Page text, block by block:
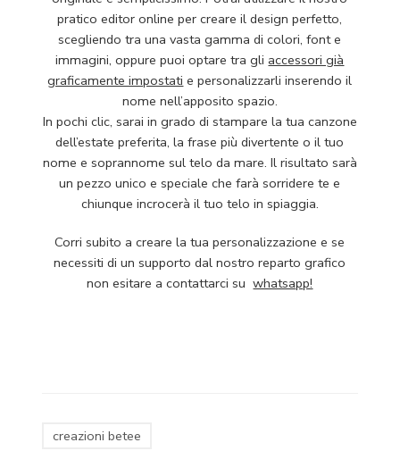
pratico editor online per creare il design perfetto,
scegliendo tra una vasta gamma di colori, font e
immagini, oppure puoi optare tra gli accessori già
graficamente impostati e personalizzarli inserendo il
nome nell’apposito spazio.
In pochi clic, sarai in grado di stampare la tua canzone
dell’estate preferita, la frase più divertente o il tuo
nome e soprannome sul telo da mare. Il risultato sarà
un pezzo unico e speciale che farà sorridere te e
chiunque incrocerà il tuo telo in spiaggia.
Corri subito a creare la tua personalizzazione e se
necessiti di un supporto dal nostro reparto grafico
non esitare a contattarci suwhatsapp!
creazioni betee